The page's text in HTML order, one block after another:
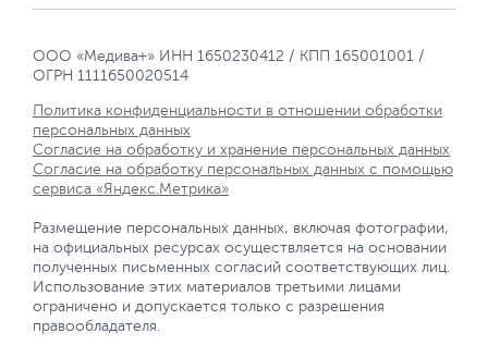
ООО «Медива+» ИНН 1650230412 / КПП 165001001 /
ОГРН 1111650020514
Политика конфиденциальности в отношении обработки
персональных данных
Согласие на обработку и хранение персональных данных
Согласие на обработку персональных данных с помощью
сервиса «Яндекс.Метрика»
Размещение персональных данных, включая фотографии,
на официальных ресурсах осуществляется на основании
полученных письменных согласий соответствующих лиц.
Использование этих материалов третьими лицами
ограничено и допускается только с разрешения
правообладателя.